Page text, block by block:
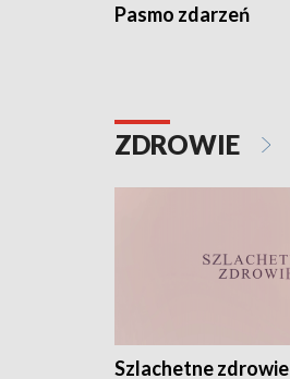
Pasmo zdarzeń
ZDROWIE
Szlachetne zdrowie